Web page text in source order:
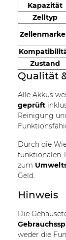
Kapazität
Zelltyp
Zustand
Qualität
Alle Akkus
geprüft
Reinigung
Durch die
funktionalen
zum
Geld.
Hinweis
Die
weder die